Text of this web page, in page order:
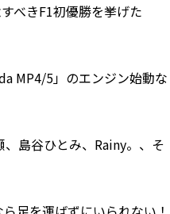
べきF1初優勝を挙げた
MP4/5」のエンジン始動な
島谷ひとみ、Rainy。、そ